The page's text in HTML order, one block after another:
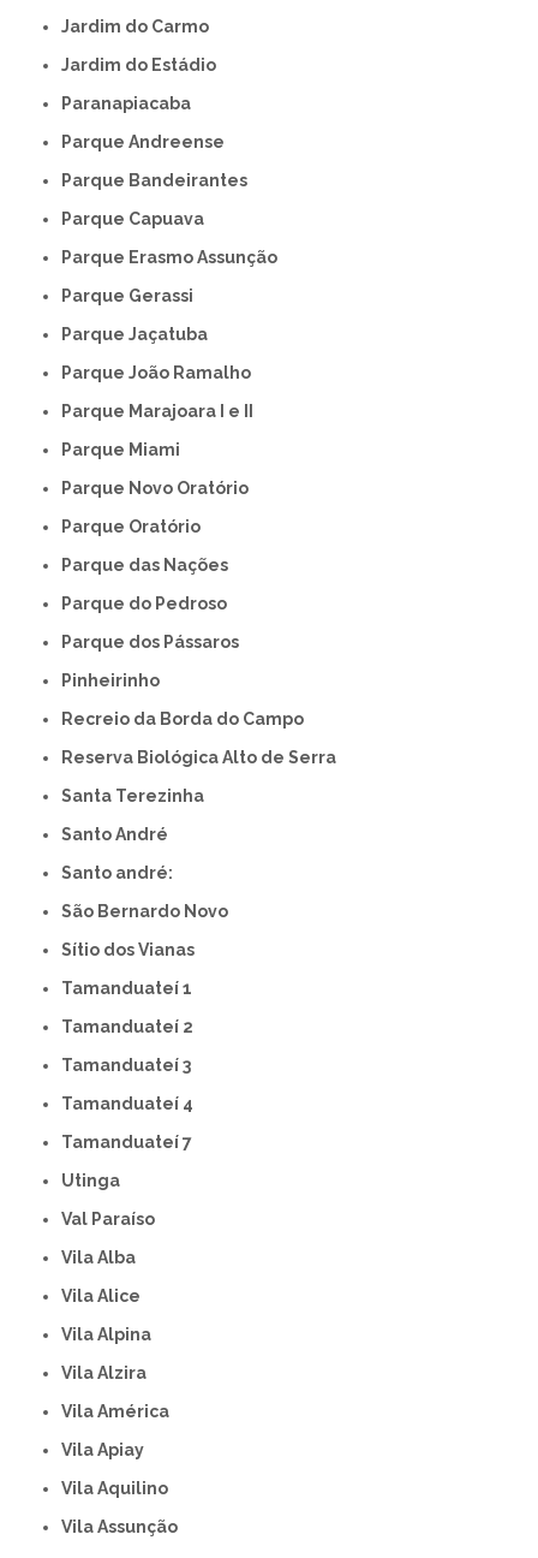
Jardim do Carmo
Jardim do Estádio
Paranapiacaba
Parque Andreense
Parque Bandeirantes
Parque Capuava
Parque Erasmo Assunção
Parque Gerassi
Parque Jaçatuba
Parque João Ramalho
Parque Marajoara I e II
Parque Miami
Parque Novo Oratório
Parque Oratório
Parque das Nações
Parque do Pedroso
Parque dos Pássaros
Pinheirinho
Recreio da Borda do Campo
Reserva Biológica Alto de Serra
Santa Terezinha
Santo André
Santo andré:
São Bernardo Novo
Sítio dos Vianas
Tamanduateí 1
Tamanduateí 2
Tamanduateí 3
Tamanduateí 4
Tamanduateí 7
Utinga
Val Paraíso
Vila Alba
Vila Alice
Vila Alpina
Vila Alzira
Vila América
Vila Apiay
Vila Aquilino
Vila Assunção